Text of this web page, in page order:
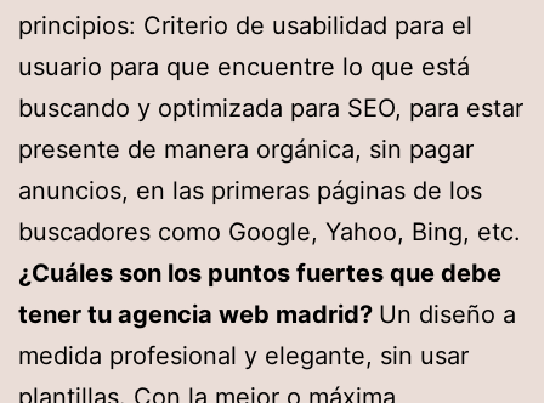
principios: Criterio de usabilidad para el
usuario para que encuentre lo que está
buscando y optimizada para SEO, para estar
presente de manera orgánica, sin pagar
anuncios, en las primeras páginas de los
buscadores como Google, Yahoo, Bing, etc.
¿Cuáles son los puntos fuertes que debe
tener tu agencia web madrid? Un diseño a
medida profesional y elegante, sin usar
plantillas. Con la mejor o máxima